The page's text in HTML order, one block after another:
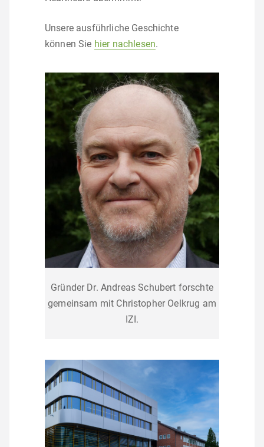
Unsere ausführliche Geschichte
können Sie hier nachlesen.
Gründer Dr. Andreas Schubert forschte
gemeinsam mit Christopher Oelkrug am
IZI.